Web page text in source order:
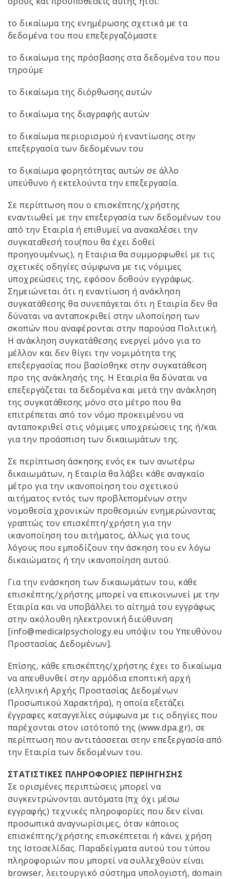
το δικαίωμα της ενημέρωσης σχετικά με τα
δεδομένα του που επεξεργαζόμαστε
το δικαίωμα της πρόσβασης στα δεδομένα του που
τηρούμε
το δικαίωμα της διόρθωσης αυτών
το δικαίωμα της διαγραφής αυτών
το δικαίωμα περιορισμού ή εναντίωσης στην
επεξεργασία των δεδομένων του
το δικαίωμα φορητότητας αυτών σε άλλο
υπεύθυνο ή εκτελούντα την επεξεργασία.
Σε περίπτωση που ο επισκέπτης/χρήστης
εναντιωθεί με την επεξεργασία των δεδομένων του
από την Εταιρία ή επιθυμεί να ανακαλέσει την
συγκαταθεσή του(που θα έχει δοθεί
προηγουμένως), η Εταιρια θα συμμορφωθεί με τις
σχετικές οδηγίες σύμφωνα με τις νόμιμες
υποχρεώσεις της, εφόσον δοθούν εγγράφως.
Σημειώνεται ότι η εναντίωση ή ανάκληση
συγκατάθεσης θα συνεπάγεται ότι η Εταιρία δεν θα
δύναται να ανταποκριθεί στην υλοποίηση των
σκοπών που αναφέρονται στην παρούσα Πολιτική.
Η ανάκληση συγκατάθεσης ενεργεί μόνο για το
μέλλον και δεν θίγει την νομιμότητα της
επεξεργασίας που βασίσθηκε στην συγκατάθεση
προ της ανάκλησής της. Η Εταιρία θα δύναται να
επεξεργάζεται τα δεδομένα και μετά την ανάκληση
της συγκατάθεσης μόνο στο μέτρο που θα
επιτρέπεται από τον νόμο προκειμένου να
ανταποκριθεί στις νόμιμες υποχρεώσεις της ή/και
για την προάσπιση των δικαιωμάτων της.
Σε περίπτωση άσκησης ενός εκ των ανωτέρω
δικαιωμάτων, η Εταιρία θα λάβει κάθε αναγκαίο
μέτρο για την ικανοποίηση του σχετικού
αιτήματος εντός των προβλεπομένων στην
νομοθεσία χρονικών προθεσμιών ενημερώνοντας
γραπτώς τον επισκέπτη/χρήστη για την
ικανοποίηση του αιτήματος, άλλως για τους
λόγους που εμποδίζουν την άσκηση του εν λόγω
δικαιώματος ή την ικανοποίηση αυτού.
Για την ενάσκηση των δικαιωμάτων του, κάθε
επισκέπτης/χρήστης μπορεί να επικοινωνεί με την
Εταιρία και να υποβάλλει το αίτημά του εγγράφως
στην ακόλουθη ηλεκτρονική διεύθυνση
[info@medicalpsychology.eu υπόψιν του Υπευθύνου
Προστασίας Δεδομένων].
Επίσης, κάθε επισκέπτης/χρήστης έχει το δικαίωμα
να απευθυνθεί στην αρμόδια εποπτική αρχή
(ελληνική Αρχής Προστασίας Δεδομένων
Προσωπικού Χαρακτήρα), η οποία εξετάζει
έγγραφες καταγγελίες σύμφωνα με τις οδηγίες που
παρέχονται στον ιστότοπό της (www.dpa.gr), σε
περίπτωση που αντιτάσσεται στην επεξεργασία από
την Εταιρία των δεδομένων του.
ΣΤΑΤΙΣΤΙΚΕΣ ΠΛΗΡΟΦΟΡΙΕΣ ΠΕΡΙΗΓΗΣΗΣ
Σε ορισμένες περιπτώσεις μπορεί να
συγκεντρώνονται αυτόματα (πχ όχι μέσω
εγγραφής) τεχνικές πληροφορίες που δεν είναι
προσωπικά αναγνωρίσιμες, όταν κάποιος
επισκέπτης/χρήστης επισκέπτεται ή κάνει χρήση
της Ιστοσελίδας. Παραδείγματα αυτού του τύπου
πληροφοριών που μπορεί να συλλεχθούν είναι
browser, λειτουργικό σύστημα υπολογιστή, domain